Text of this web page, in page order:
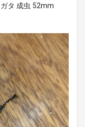
タ 成虫 52mm